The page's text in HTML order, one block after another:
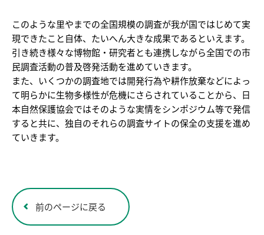
このような里やまでの全国規模の調査が我が国ではじめて実
現できたこと自体、たいへん大きな成果であるといえます。
引き続き様々な博物館・研究者とも連携しながら全国での市
民調査活動の普及啓発活動を進めていきます。
また、いくつかの調査地では開発行為や耕作放棄などによっ
て明らかに生物多様性が危機にさらされていることから、日
本自然保護協会ではそのような実情をシンポジウム等で発信
すると共に、独自のそれらの調査サイトの保全の支援を進め
ていきます。
前のページに戻る